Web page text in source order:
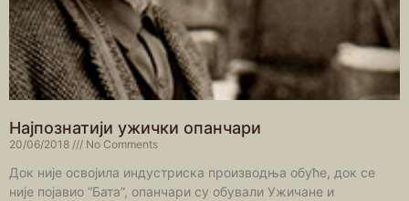
Најпознатији ужички опанчари
20/06/2018 No Comments
Док није освојила индустриска производња обуће, док се
није појавио “Бата”, опанчари су обували Ужичане и